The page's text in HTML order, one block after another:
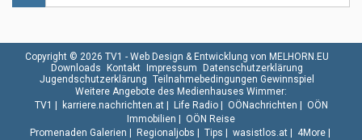
Copyright © 2026 TV1 - Web Design & Entwicklung von MELHORN.EU
Downloads
Kontakt Impressum
Datenschutzerklärung
Jugendschutzerklärung Teilnahmebedingungen Gewinnspiel
Weitere Angebote des Medienhauses Wimmer:
TV1
karriere.nachrichten.at| Life Radio| OÖNachrichten
OÖN
Immobilien
OÖN Reise
Promenaden Galerien
Regionaljobs Tips wasistlos.at| 4More|